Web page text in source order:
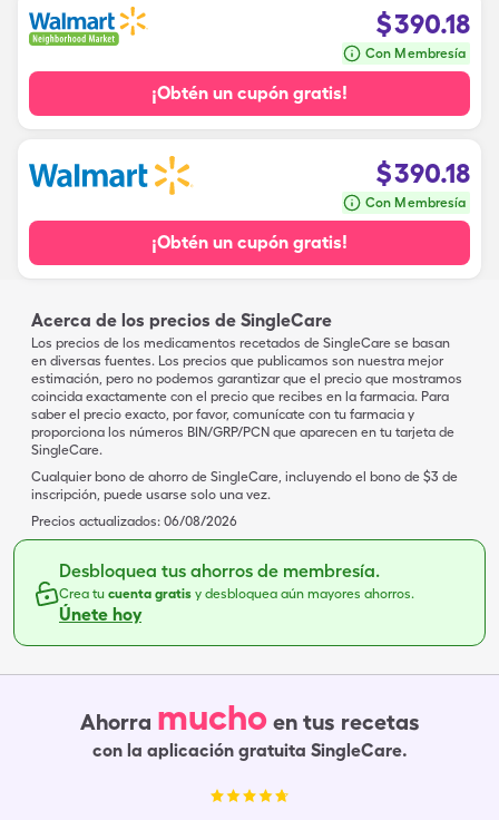
$390.18
Con Membresía
¡Obtén un cupón gratis!
$390.18
Con Membresía
¡Obtén un cupón gratis!
Acerca de los precios de SingleCare
Los precios de los medicamentos recetados de SingleCare se basan
en diversas fuentes. Los precios que publicamos son nuestra mejor
estimación, pero no podemos garantizar que el precio que mostramos
coincida exactamente con el precio que recibes en la farmacia. Para
saber el precio exacto, por favor, comunícate con tu farmacia y
proporciona los números BIN/GRP/PCN que aparecen en tu tarjeta de
SingleCare.
Cualquier bono de ahorro de SingleCare, incluyendo el bono de $3 de
inscripción, puede usarse solo una vez.
Precios actualizados: 06/08/2026
Desbloquea tus ahorros de membresía.
Crea tu cuenta gratis y desbloquea aún mayores ahorros.
Únete hoy
Ahorra mucho en tus recetas
con la aplicación gratuita SingleCare.